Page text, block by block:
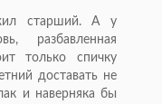
старший. А у
разбавленная
только спичку
доставать не
и наверняка бы